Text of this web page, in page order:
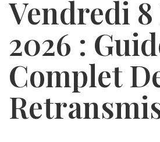
Vendredi
2026 :
Complet